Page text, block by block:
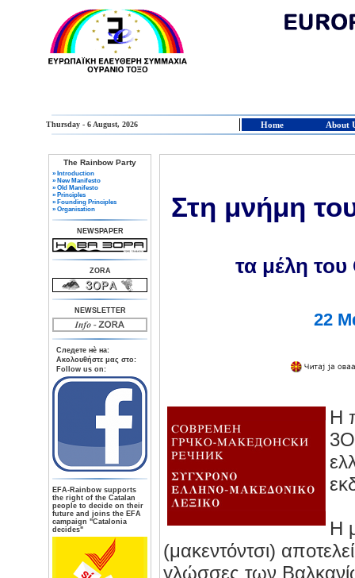
Thursday - 6 August, 2026 Home About
The Rainbow Party
» Introduction
» New Manifesto
» Old Manifesto
» Principles
» Founding Principles
» Organisation
NEWSPAPER
ZORA
NEWSLETTER
Следете нè на:
Aκολουθήστε μας στο:
Follow us on:
ΕFA-Rainbow supports
the right of the Catalan
people to decide on their
future and joins the EFA
campaign "Catalonia
decides"
Στη μνήμη
τα μέλη
22
Η
Η
(μακεντόντσι)
γλώσσες των